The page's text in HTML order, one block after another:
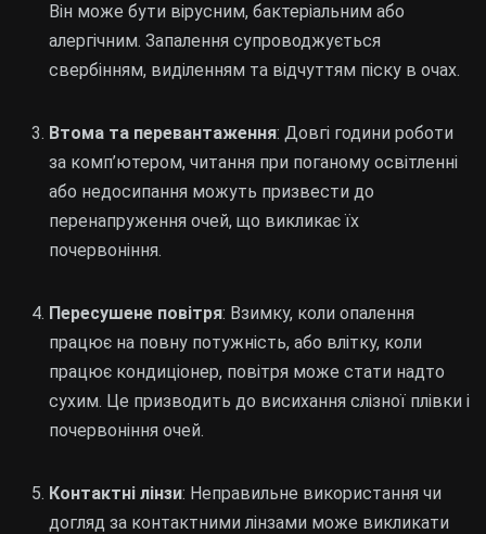
Він може бути вірусним, бактеріальним або
алергічним. Запалення супроводжується
свербінням, виділенням та відчуттям піску в очах.
Втома та перевантаження: Довгі години роботи
за комп’ютером, читання при поганому освітленні
або недосипання можуть призвести до
перенапруження очей, що викликає їх
почервоніння.
Пересушене повітря: Взимку, коли опалення
працює на повну потужність, або влітку, коли
працює кондиціонер, повітря може стати надто
сухим. Це призводить до висихання слізної плівки і
почервоніння очей.
Контактні лінзи: Неправильне використання чи
догляд за контактними лінзами може викликати